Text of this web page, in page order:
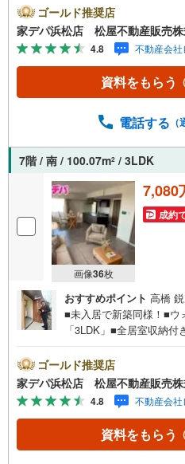
すめポイント ・リビン
感じられます●松屋不動
浜松市中央区に特化し浜
います！浜松市の物件な
中古戸建、中古マンシ
せてご提案いたします
フォームを行っています
用意しております。ぜひ
い。・営業時間 午前9時
日）この時間帯はお電話
案内できます。右下の電
軽にお電話ください。
ゴールド推奨店
家デパ浜松店 松屋不動産販売
4.8 不動産会
資料をもらう
電話する
7階 / 南 / 100.07m2 / 3LDK
画像36枚
7,080
成約
おすすめポイント 高橋
■未入居で新築同様！■ウ
「3LDK」■全居室収納
きで広さ6帖以上でゆと
景色、空を眺めることが
会社 家デパのつよみ●・
幅広い物件を取り扱って
せください。新築戸建
をお客様のご希望に合
ゴールド推奨店
家デパ浜松店 松屋不動産販売
4.8 不動産会
資料をもらう